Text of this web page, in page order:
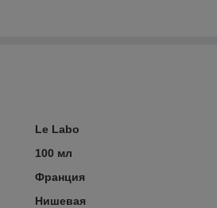
Le Labo
100 мл
Франция
Нишевая